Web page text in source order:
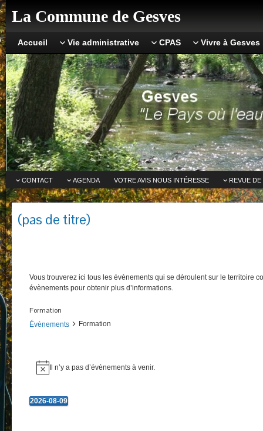
La Commune de Gesves
Accueil Vie administrative CPAS Vivre à Gesves
CONTACT AGENDA VOTRE AVIS NOUS INTÉRESSE REVUE DE
(pas de titre)
Vous trouverez ici tous les évènements qui se déroulent sur le territoire
évènements pour obtenir plus d’informations.
Formation
Évènements Formation
Évènements
9
Notice
Il n’y a pas d’évènements à venir.
2026-08-09